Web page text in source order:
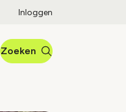
Inloggen
Zoeken